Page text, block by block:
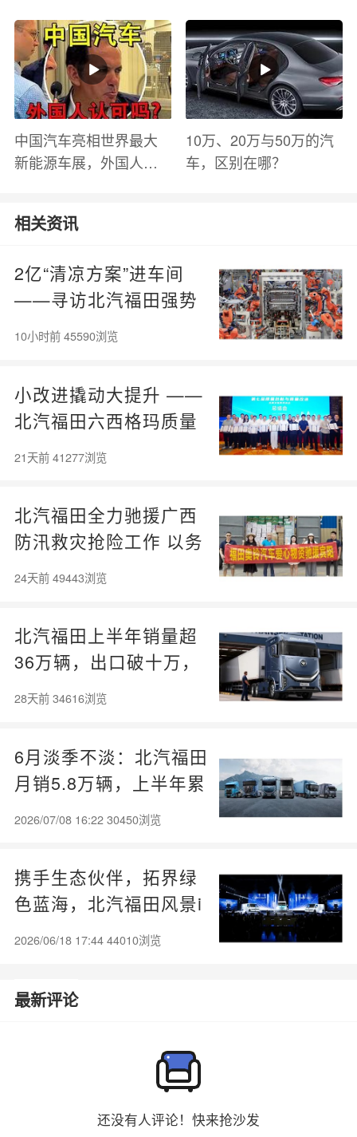
有哪些？
中国汽车亮相世界最大
新能源车展，外国人怎
10万、20万与50万的汽
车，区别在哪？
相关资讯
2亿“清凉方案”进车间
——寻访北汽福田强势
增长的背后
10小时前 45590浏览
小改进撬动大提升 ——
北汽福田六西格玛质量
改进成果再获国家级殊
21天前 41277浏览
北汽福田全力驰援广西
防汛救灾抢险工作 以务
实行动守护群众平安
24天前 49443浏览
北汽福田上半年销量超
36万辆，出口破十万，
从规模领先迈向体系增
28天前 34616浏览
6月淡季不淡：北汽福田
月销5.8万辆，上半年累
2026/07/08 16:22 30450浏览
携手生态伙伴，拓界绿
色蓝海，北汽福田风景i
强势登陆泰国，中国智
2026/06/18 17:44 44010浏览
最新评论
还没有人评论！快来抢沙发